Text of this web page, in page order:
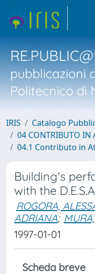
pubblicazioni
Politecnico di
IRIS
Catalogo
04 CONTRIBUTO IN
04.1 Contributo in
Building's
with the
ROGORA,
ADRIANA;
1997-01-01
Scheda breve